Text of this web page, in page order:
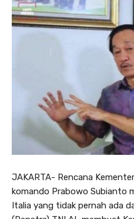
JAKARTA- Rencana
komando Prabowo Subianto
Italia yang tidak pernah ada